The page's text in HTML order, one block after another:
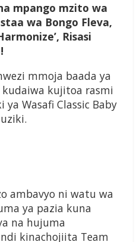
mpango mzito wa
wa Bongo Fleva,
Risasi
mmoja baada ya
kujitoa rasmi
Wasafi Classic Baby
ambavyo ni watu wa
ya pazia kuna
na hujuma
kinachojiita Team